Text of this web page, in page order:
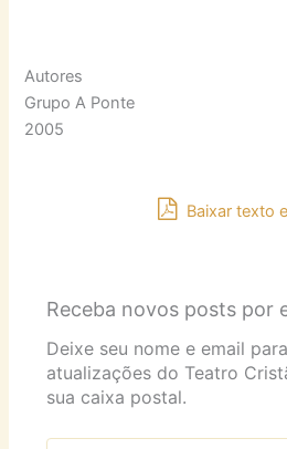
Autores
Grupo A Ponte
2005
Baixar texto
Receba novos posts por
Deixe seu nome e email
atualizações do Teatro
sua caixa postal.